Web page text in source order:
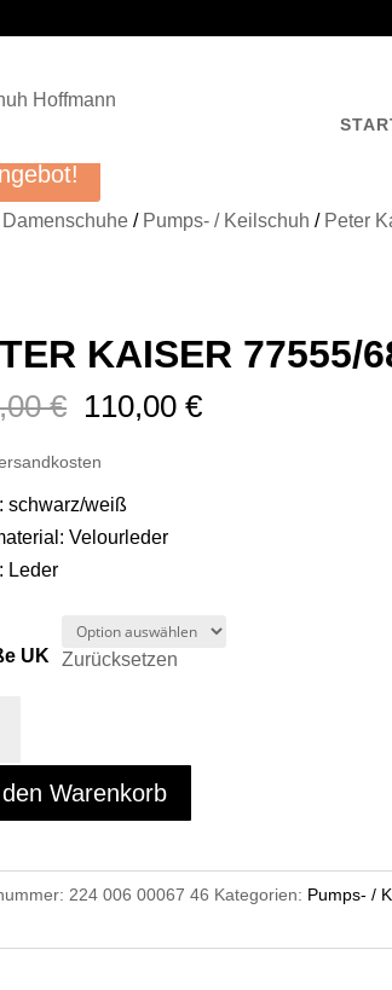
Damenschuhe / Pumps- / Keilschuh / Peter
KAISER 77555/
€ Ursprünglicher
war:
170,00 €
110,00 €Aktueller
schwarz/weiß
Velourleder
Leder
UK Zurücksetzen
Warenkorb
224 006 00067 46 Kategorien: Pumps- /